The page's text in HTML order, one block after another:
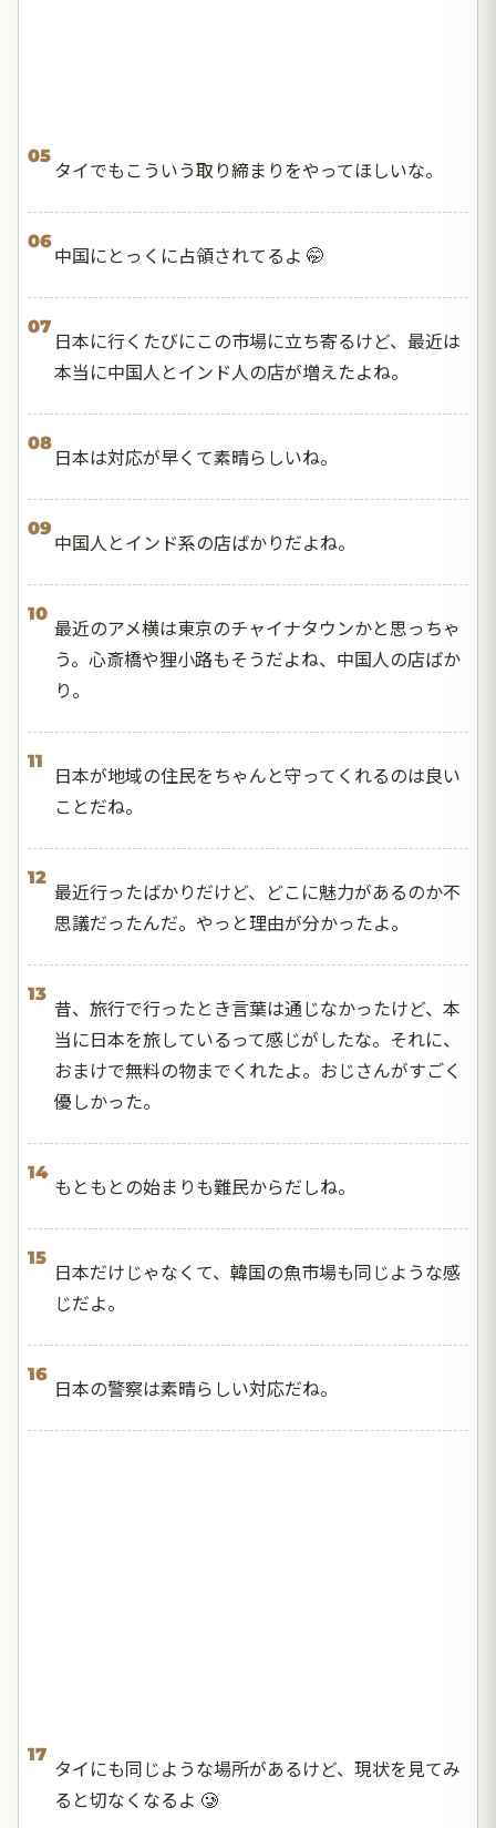
05
タイでもこういう取り締まりをやってほしいな。
06
中国にとっくに占領されてるよ 🤭
07
日本に行くたびにこの市場に立ち寄るけど、最近は
本当に中国人とインド人の店が増えたよね。
08
日本は対応が早くて素晴らしいね。
09
中国人とインド系の店ばかりだよね。
10
最近のアメ横は東京のチャイナタウンかと思っちゃ
う。心斎橋や狸小路もそうだよね、中国人の店ばか
り。
11
日本が地域の住民をちゃんと守ってくれるのは良い
ことだね。
12
最近行ったばかりだけど、どこに魅力があるのか不
思議だったんだ。やっと理由が分かったよ。
13
昔、旅行で行ったとき言葉は通じなかったけど、本
当に日本を旅しているって感じがしたな。それに、
おまけで無料の物までくれたよ。おじさんがすごく
優しかった。
14
もともとの始まりも難民からだしね。
15
日本だけじゃなくて、韓国の魚市場も同じような感
じだよ。
16
日本の警察は素晴らしい対応だね。
17
タイにも同じような場所があるけど、現状を見てみ
ると切なくなるよ 🥲